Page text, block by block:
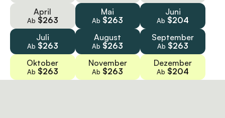
April
Ab $263
Mai
Ab $263
Juni
Ab $204
Juli
Ab $263
August
Ab $263
September
Ab $263
Oktober
Ab $263
November
Ab $263
Dezember
Ab $204